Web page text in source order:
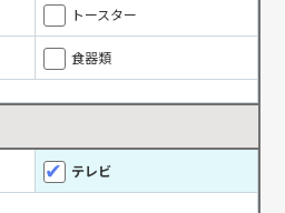
トースター
食器類
テレビ